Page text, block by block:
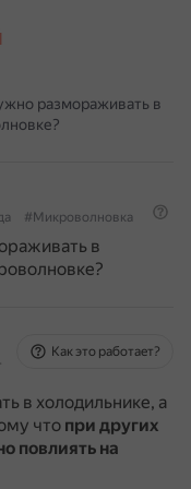
размораживать в
#Микроволновка
в
Как это работает?
в холодильнике, а
что при других
повлиять на